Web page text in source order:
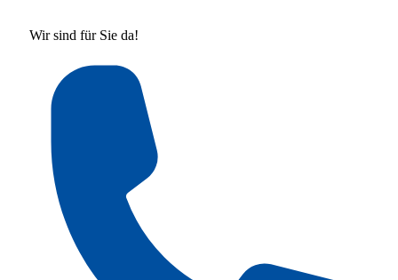
Wir sind für Sie da!